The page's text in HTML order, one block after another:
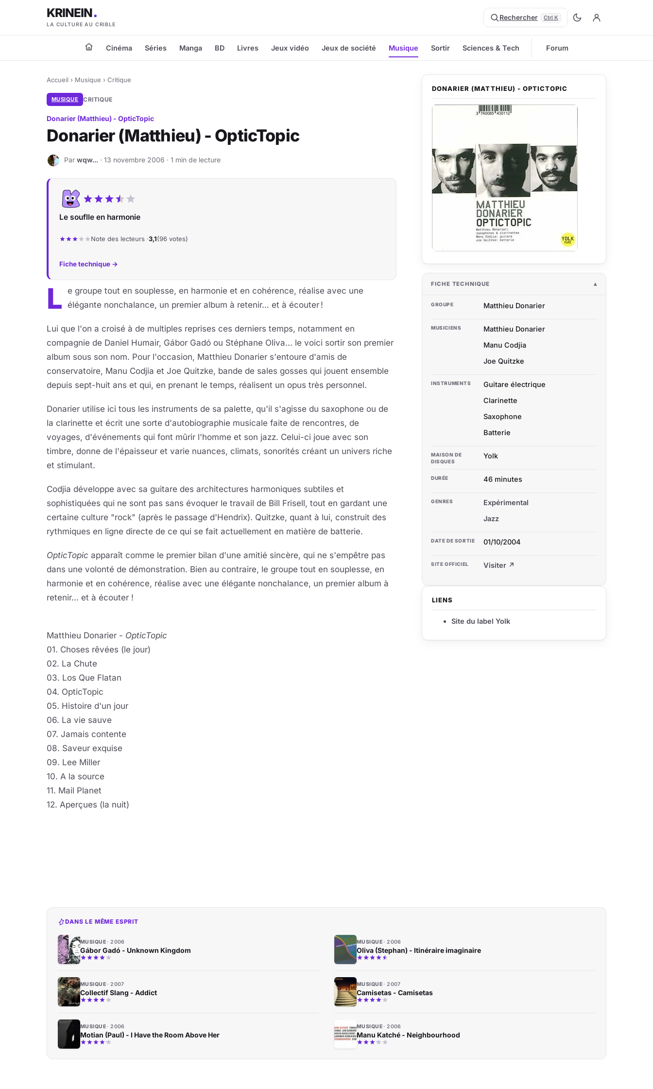
KRINEIN
LA CULTURE AU CRIBLE
Rechercher Ctrl K
Cinéma Séries Manga BD Livres Jeux vidéo Jeux de société Musique Sortir Sciences & Tech Forum
Accueil › Musique › Critique
MUSIQUE CRITIQUE
Donarier (Matthieu) - OpticTopic
Donarier (Matthieu) - OpticTopic
W Par wqw... · 13 novembre 2006 · 1 min de lecture
Le souflle en harmonie
Note des lecteurs ·3,1(96 votes)
Fiche technique →
L
e groupe tout en souplesse, en harmonie et en cohérence, réalise avec une
élégante nonchalance, un premier album à retenir… et à écouter !
Lui que l'on a croisé à de multiples reprises ces derniers temps, notamment en
compagnie de Daniel Humair, Gábor Gadó ou Stéphane Oliva... le voici sortir son premier
album sous son nom. Pour l'occasion, Matthieu Donarier s'entoure d'amis de
conservatoire, Manu Codjia et Joe Quitzke, bande de sales gosses qui jouent ensemble
depuis sept-huit ans et qui, en prenant le temps, réalisent un opus très personnel.
Donarier utilise ici tous les instruments de sa palette, qu'il s'agisse du saxophone ou de
la clarinette et écrit une sorte d'autobiographie musicale faite de rencontres, de
voyages, d'événements qui font mûrir l'homme et son jazz. Celui-ci joue avec son
timbre, donne de l'épaisseur et varie nuances, climats, sonorités créant un univers riche
et stimulant.
Codjia développe avec sa guitare des architectures harmoniques subtiles et
sophistiquées qui ne sont pas sans évoquer le travail de Bill Frisell, tout en gardant une
certaine culture "rock" (après le passage d'Hendrix). Quitzke, quant à lui, construit des
rythmiques en ligne directe de ce qui se fait actuellement en matière de batterie.
OpticTopic apparaît comme le premier bilan d'une amitié sincère, qui ne s'empêtre pas
dans une volonté de démonstration. Bien au contraire, le groupe tout en souplesse, en
harmonie et en cohérence, réalise avec une élégante nonchalance, un premier album à
retenir... et à écouter !
Matthieu Donarier - OpticTopic
01. Choses rêvées (le jour)
02. La Chute
03. Los Que Flatan
04. OpticTopic
05. Histoire d'un jour
06. La vie sauve
07. Jamais contente
08. Saveur exquise
09. Lee Miller
10. A la source
11. Mail Planet
12. Aperçues (la nuit)
DONARIER (MATTHIEU) - OPTICTOPIC
FICHE TECHNIQUE
GROUPE Matthieu Donarier
MUSICIENS
Matthieu Donarier
Manu Codjia
Joe Quitzke
INSTRUMENTS
Guitare électrique
Clarinette
Saxophone
Batterie
MAISON DE
DISQUES
Yolk
DURÉE 46 minutes
GENRES
Expérimental
Jazz
DATE DE SORTIE 01/10/2004
SITE OFFICIEL Visiter ↗
LIENS
Site du label Yolk
DANS LE MÊME ESPRIT
MUSIQUE 2006
Gábor Gadó - Unknown Kingdom
MUSIQUE 2006
Oliva (Stephan) - Itinéraire imaginaire
MUSIQUE 2007
Collectif Slang - Addict
MUSIQUE 2007
Camisetas - Camisetas
MUSIQUE 2006
Motian (Paul) - I Have the Room Above Her
MUSIQUE 2006
Manu Katché - Neighbourhood